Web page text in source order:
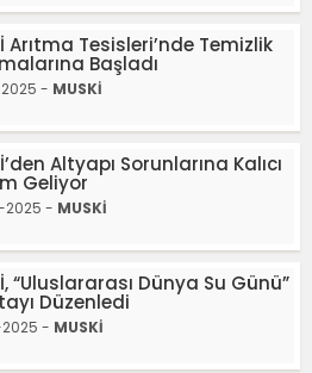
Arıtma Tesisleri’nde Temizlik
Başladı
- MUSKİ
Altyapı Sorunlarına Kalıcı
Geliyor
- MUSKİ
“Uluslararası Dünya Su Günü”
Düzenledi
- MUSKİ